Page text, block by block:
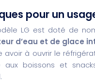
pour un
LG est doté de
d’eau et de glace
à ouvrir le
boissons et